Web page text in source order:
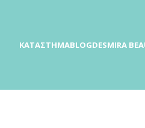
ΚΑΤΆΣΤΗΜΑBLOGDESMIRA